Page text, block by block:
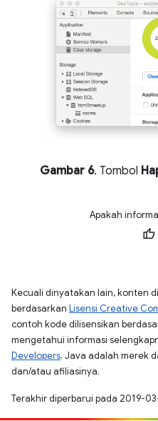
Gambar 6. Tombol
Apakah
Kecuali dinyatakan lain, konten
berdasarkan Lisensi Creative
contoh kode dilisensikan
mengetahui informasi
Developers. Java adalah merek
dan/atau afiliasinya.
Terakhir diperbarui pada 2019-